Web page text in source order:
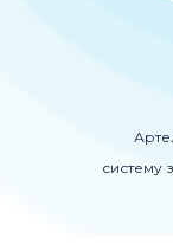
систему